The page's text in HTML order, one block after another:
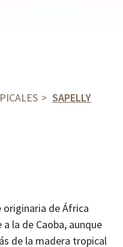
SAPELLY
originaria de África
la de Caoba, aunque
de la madera tropical